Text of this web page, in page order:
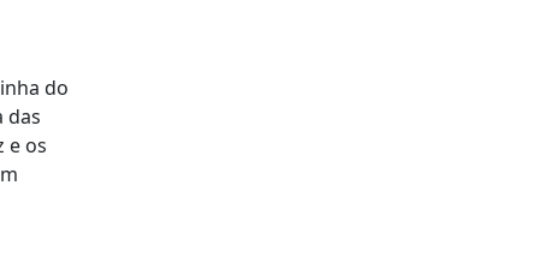
do
das
e os